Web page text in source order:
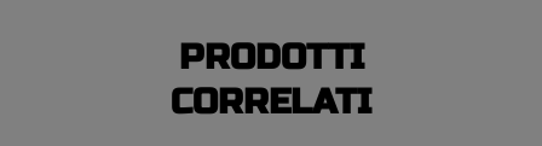
PRODOTTI
CORRELATI